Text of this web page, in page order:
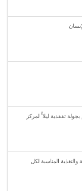
تفقدية ليلا ًُ لمركز
المناسبة لكل